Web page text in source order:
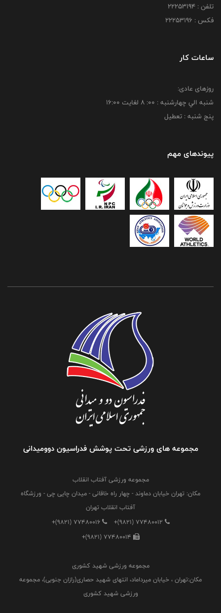
تلفن : 22253194
فکس : 22253196
ساعات کار
روزهای عادی:
شنبه الي چهارشنبه : 00: 8 لغايت 16:00
پنج شنبه : تعطیل
پیوندهای مهم
مجموعه های ورزشی تحت پوشش فدراسیون دوومیدانی
مجموعه ورزشی آفتاب انقلاب
مکان: تهران خیابان دماوند - چهار راه خاقانی - میدان چایی چی - ورزشگاه
آفتاب انقلاب تهران
+(9821) 77480012
+(9821) 77480016
+(9821) 77480014
مجموعه ورزشی شهید کشوری
مکان:تهران ، خیابان میرداماد، انتهای شهید حصاری(رازان جنوبی)، مجموعه
ورزشی شهید کشوری